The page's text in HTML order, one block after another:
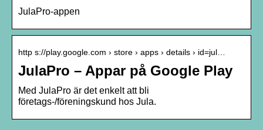
JulaPro-appen
http s://play.google.com › store › apps › details › id=jul…
JulaPro – Appar på Google Play
Med JulaPro är det enkelt att bli
företags-/föreningskund hos Jula.